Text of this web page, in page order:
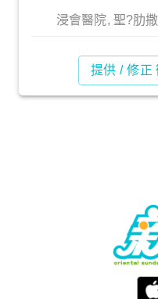
浸會醫院, 聖?肋
提供 / 修正